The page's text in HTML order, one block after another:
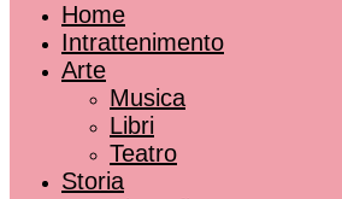
Home
Intrattenimento
Arte
Musica
Libri
Teatro
Storia